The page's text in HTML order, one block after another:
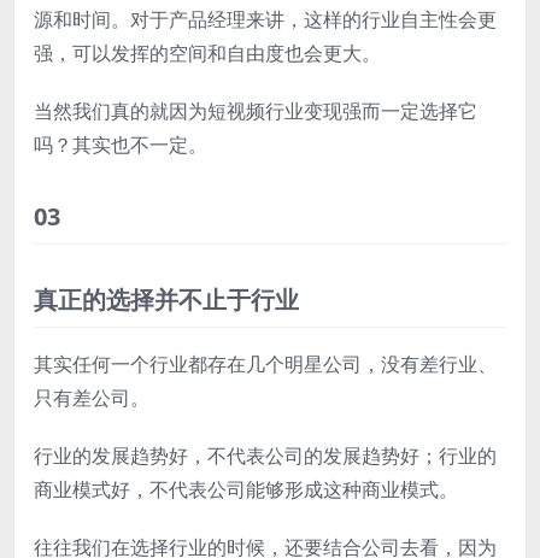
源和时间。对于产品经理来讲，这样的行业自主性会更
强，可以发挥的空间和自由度也会更大。
当然我们真的就因为短视频行业变现强而一定选择它
吗？其实也不一定。
03
真正的选择并不止于行业
其实任何一个行业都存在几个明星公司，没有差行业、
只有差公司。
行业的发展趋势好，不代表公司的发展趋势好；行业的
商业模式好，不代表公司能够形成这种商业模式。
往往我们在选择行业的时候，还要结合公司去看，因为